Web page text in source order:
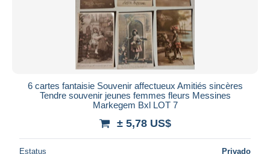
6 cartes fantaisie Souvenir affectueux Amitiés sincères
Tendre souvenir jeunes femmes fleurs Messines
Markegem Bxl LOT 7
± 5,78 US$
Estatus Privado